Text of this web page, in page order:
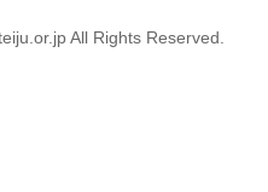
All Rights Reserved.